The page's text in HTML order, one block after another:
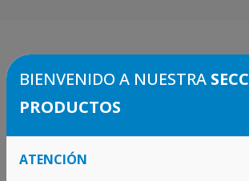
CONDICIONES LEGALES
orientación a la utilización de
reemplazar o modificar las
BIENVENIDO A NUESTRA
PRODUCTOS
ATENCIÓN